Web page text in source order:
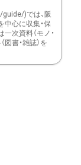
)では、阪
中心に収集・保
次資料（モノ・
図書・雑誌）を